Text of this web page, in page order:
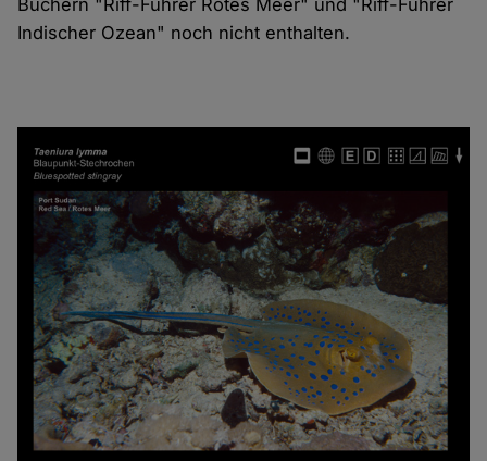
Büchern "Riff-Führer Rotes Meer" und "Riff-Führer
Indischer Ozean" noch nicht enthalten.